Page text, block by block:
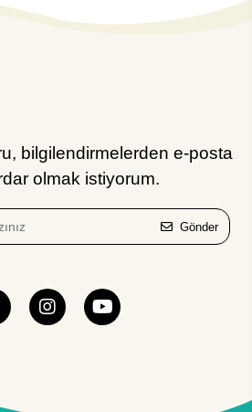
bilgilendirmelerden e-posta
olmak istiyorum.
Gönder